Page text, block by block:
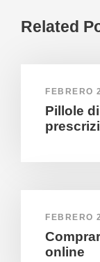
Related
FEBRERO
Pillole
FEBRERO
online